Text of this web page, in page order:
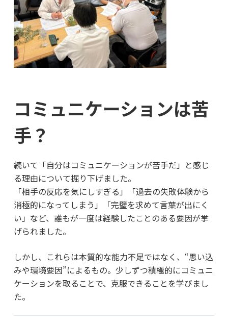
コミュニケーションは苦
手？
続いて「自分はコミュニケーションが苦手だ」と感じ
る理由について掘り下げました。
「相手の反応を気にしすぎる」「過去の失敗体験から
消極的になってしまう」「完璧を求めて言葉が出にく
い」など、誰もが一度は経験したことのある要因が挙
げられました。
しかし、これらは本質的な能力不足ではなく、“思い込
みや環境要因”によるもの。少しずつ積極的にコミュニ
ケーションを取ることで、克服できることを学びまし
た。